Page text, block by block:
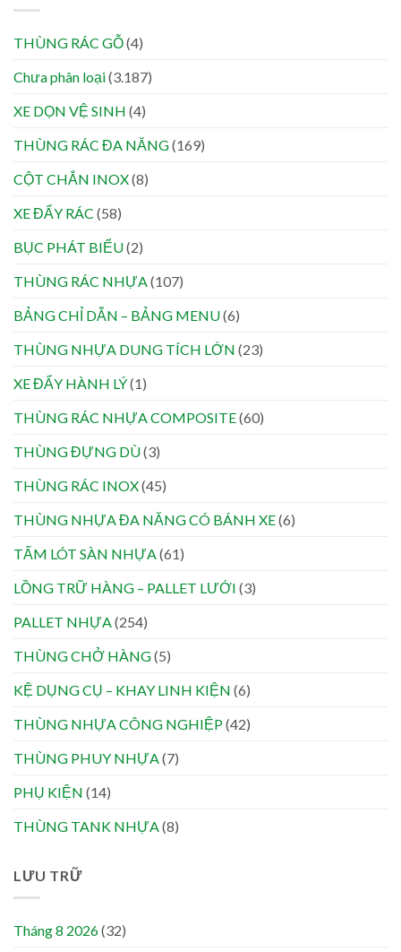
THÙNG RÁC GỖ(4)
Chưa phân loại(3.187)
XE DỌN VỆ SINH (4)
THÙNG RÁC ĐA NĂNG(169)
CỘT CHẮN INOX(8)
XE ĐẨY RÁC (58)
BỤC PHÁT BIỂU(2)
THÙNG RÁC NHỰA(107)
BẢNG CHỈ DẪN – BẢNG MENU(6)
THÙNG NHỰA DUNG TÍCH LỚN (23)
XE ĐẨY HÀNH LÝ(1)
THÙNG RÁC NHỰA COMPOSITE(60)
THÙNG ĐỰNG DÙ(3)
THÙNG RÁC INOX(45)
THÙNG NHỰA ĐA NĂNG CÓ BÁNH XE(6)
TẤM LÓT SÀN NHỰA(61)
LỒNG TRỮ HÀNG – PALLET LƯỚI (3)
PALLET NHỰA(254)
THÙNG CHỞ HÀNG(5)
KỆ DỤNG CỤ – KHAY LINH KIỆN (6)
THÙNG NHỰA CÔNG NGHIỆP(42)
THÙNG PHUY NHỰA(7)
PHỤ KIỆN (14)
THÙNG TANK NHỰA(8)
LƯU TRỮ
Tháng 8 2026(32)